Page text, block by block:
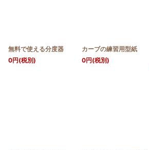
無料で使える分度器
0円(税別)
カーブの練習用型紙
0円(税別)